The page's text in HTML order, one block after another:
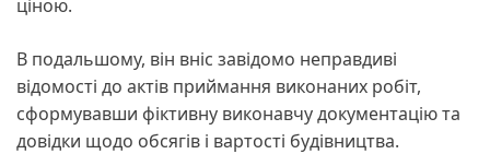
ціною.
В подальшому, він вніс завідомо неправдиві
відомості до актів приймання виконаних робіт,
сформувавши фіктивну виконавчу документацію та
довідки щодо обсягів і вартості будівництва.